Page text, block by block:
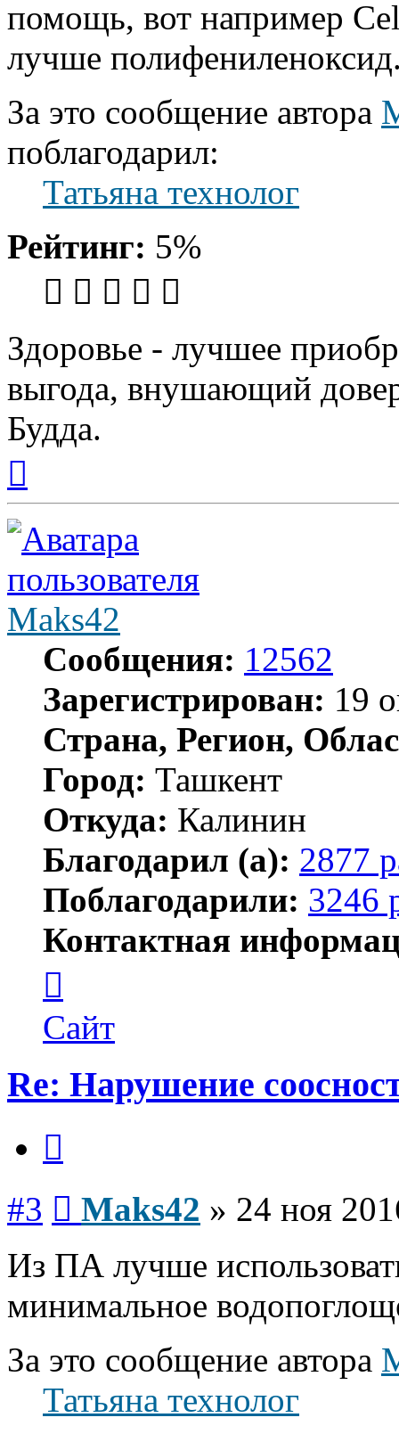
помощь, вот например
лучше
За это сообщение автора
поблагодарил:
Татьяна технолог
Рейтинг: 5%
Здоровье - лучшее
выгода, внушающий
Будда.
началу
Maks42
Сообщения: 12562
Зарегистрирован: 19
Страна, Регион,
Город: Ташкент
Откуда: Калинин
Благодарил (а): 2877
Поблагодарили: 3246
Контактная
пользователя
Maks42
Сайт
Re: Нарушение
#3 Maks42 » 24 ноя
Из ПА лучше
минимальное
За это сообщение автора
Татьяна технолог